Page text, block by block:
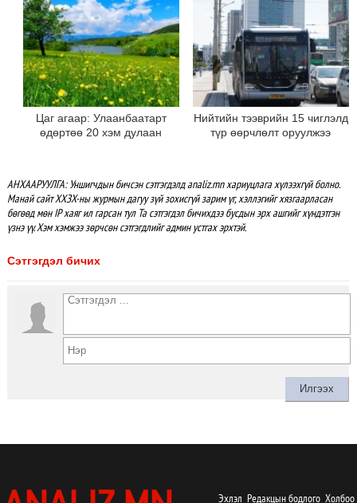
Цаг агаар: Улаанбаатарт
өдөртөө 20 хэм дулаан
Нийтийн тээврийн 15 чиглэлд
түр өөрчлөлт оруулжээ
АНХААРУУЛГА: Уншигчдын бичсэн сэтгэгдэлд analiz.mn хариуцлага хүлээхгүй болно.
Манай сайт ХХЗХ-ны журмын дагуу зүй зохисгүй зарим үг, хэллэгийг хязгаарласан
бөгөөд мөн IP хаяг ил гарсан тул Та сэтгэгдэл бичихдээ бусдын эрх ашгийг хүндэтгэн
үзнэ үү. Хэм хэмжээ зөрчсөн сэтгэгдлийг админ устгах эрхтэй.
Сэтгэгдэл бичих
Эхлэл Редакцын бодлого Холбоо